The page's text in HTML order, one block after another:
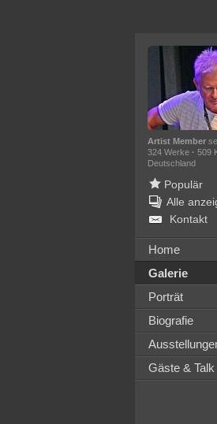
Artist Member
324 Werke · 509
Deutschland
Populär
Alle
Kontakt
Home
Galerie
Porträt
Biografie
Gäste & Talk